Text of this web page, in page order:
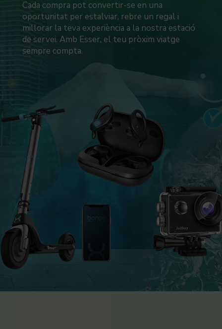
Cada compra pot convertir-se en una
oportunitat per estalviar, rebre un regal i
millorar la teva experiència a la nostra estació
de servei. Amb Esser, el teu pròxim viatge
sempre compta.